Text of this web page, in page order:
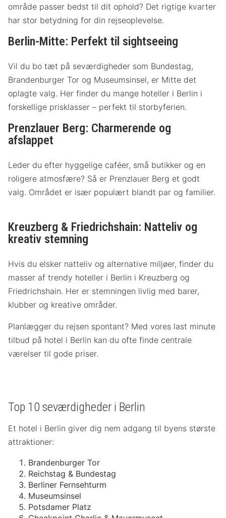
område passer bedst til dit ophold? Det rigtige kvarter
har stor betydning for din rejseoplevelse.
Berlin-Mitte: Perfekt til sightseeing
Vil du bo tæt på seværdigheder som Bundestag,
Brandenburger Tor og Museumsinsel, er Mitte det
oplagte valg. Her finder du mange hoteller i Berlin i
forskellige prisklasser – perfekt til storbyferien.
Prenzlauer Berg: Charmerende og
afslappet
Leder du efter hyggelige caféer, små butikker og en
roligere atmosfære? Så er Prenzlauer Berg et godt
valg. Området er især populært blandt par og familier.
Kreuzberg & Friedrichshain: Natteliv og
kreativ stemning
Hvis du elsker natteliv og alternative miljøer, finder du
masser af trendy hoteller i Berlin i Kreuzberg og
Friedrichshain. Her er stemningen livlig med barer,
klubber og kreative områder.
Planlægger du rejsen spontant? Med vores last minute
tilbud på hotel i Berlin kan du ofte finde centrale
værelser til gode priser.
Top 10 seværdigheder i Berlin
Et hotel i Berlin giver dig nem adgang til byens største
attraktioner:
Brandenburger Tor
Reichstag & Bundestag
Berliner Fernsehturm
Museumsinsel
Potsdamer Platz